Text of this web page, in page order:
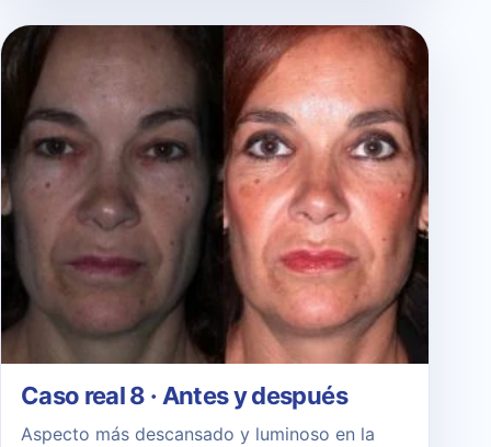
Caso real 8 · Antes y después
Aspecto más descansado y luminoso en la